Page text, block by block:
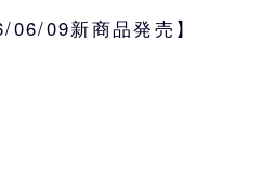
44 19
09新商品発売】